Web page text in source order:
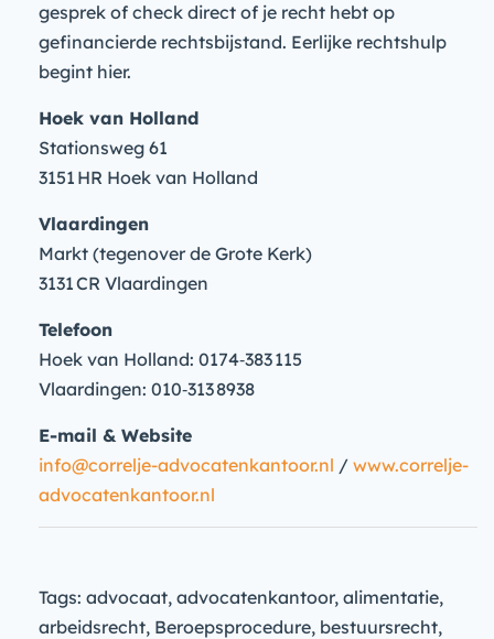
gesprek of check direct of je recht hebt op
gefinancierde rechtsbijstand. Eerlijke rechtshulp
begint hier.
Hoek van Holland
Stationsweg 61
3151 HR Hoek van Holland
Vlaardingen
Markt (tegenover de Grote Kerk)
3131 CR Vlaardingen
Telefoon
Hoek van Holland: 0174‑383 115
Vlaardingen: 010‑313 8938
E-mail & Website
info@correlje-advocatenkantoor.nl / www.correlje-
advocatenkantoor.nl
Tags: advocaat, advocatenkantoor, alimentatie,
arbeidsrecht, Beroepsprocedure, bestuursrecht,